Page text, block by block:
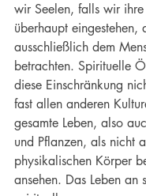
wir Seelen, falls wir ihre
überhaupt eingestehen,
ausschließlich dem
betrachten. Spirituelle
diese Einschränkung
fast allen anderen
gesamte Leben, also
und Pflanzen, als nicht
physikalischen Körper
ansehen. Das Leben an